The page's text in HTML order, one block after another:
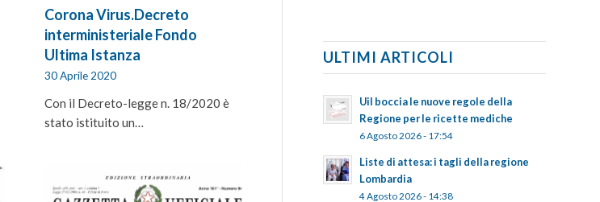
Corona Virus.Decreto
interministeriale Fondo
Ultima Istanza
30 Aprile 2020
Con il Decreto-legge n. 18/2020 è
stato istituito un…
ULTIMI ARTICOLI
Uil boccia le nuove regole della
Regione per le ricette mediche
6 Agosto 2026 - 17:54
Liste di attesa: i tagli della regione
Lombardia
4 Agosto 2026 - 14:38